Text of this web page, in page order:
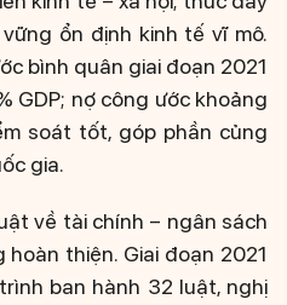
ổn định kinh tế vĩ mô.
bình quân giai đoạn 2021
GDP; nợ công ước khoảng
soát tốt, góp phần củng
gia.
về tài chính – ngân sách
thiện. Giai đoạn 2021
ban hành 32 luật, nghị